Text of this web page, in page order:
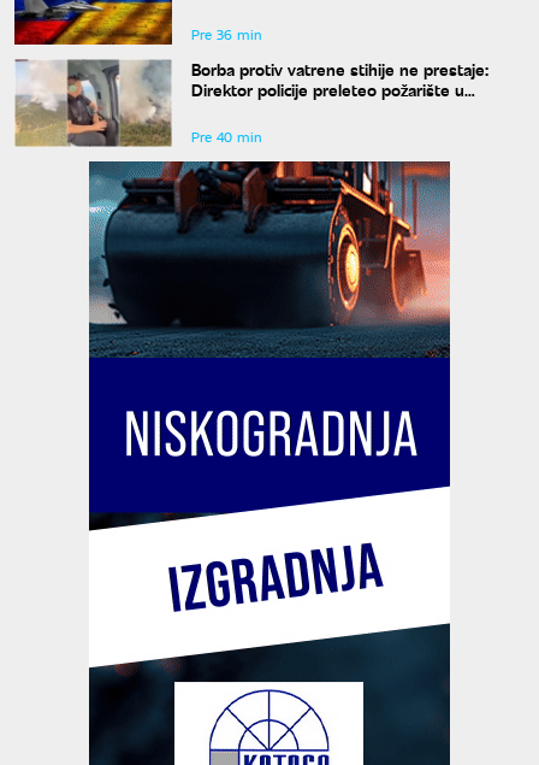
Pre 36 min
Borba protiv vatrene stihije ne prestaje:
Direktor policije preleteo požarište u
Pre 40 min